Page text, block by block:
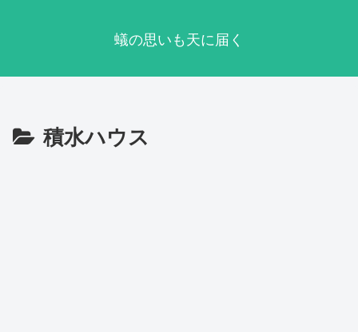
蟻の思いも天に届く
積水ハウス